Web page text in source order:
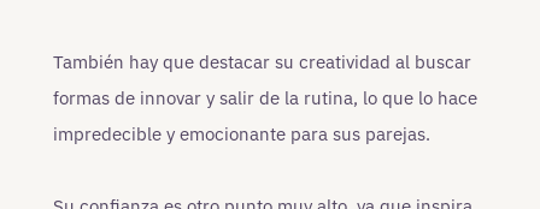
También hay que destacar su creatividad al buscar
formas de innovar y salir de la rutina, lo que lo hace
impredecible y emocionante para sus parejas.